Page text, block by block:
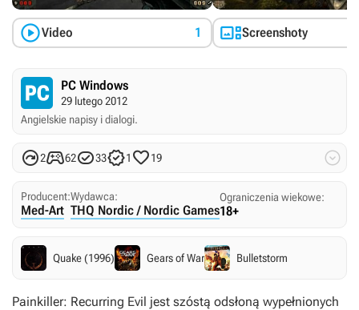
Video 1 Screenshoty
PC Windows
29 lutego 2012
Angielskie napisy i dialogi.
262331 19 
Producent:
Med-Art
Wydawca:
THQ Nordic / Nordic Games
Ograniczenia wiekowe:
18+
Quake (1996) Gears of War Bulletstorm
Painkiller: Recurring Evil jest szóstą odsłoną wypełnionych